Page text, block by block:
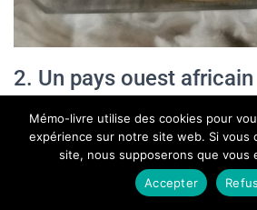
2. Un pays ouest africain
Mémo-livre utilise des cookies pour
expérience sur notre site web. Si vous
site, nous supposerons que vous
Accepter